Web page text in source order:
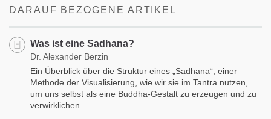
DARAUF BEZOGENE ARTIKEL
Was ist eine Sadhana?
Dr. Alexander Berzin
Ein Überblick über die Struktur eines „Sadhana“, einer
Methode der Visualisierung, wie wir sie im Tantra nutzen,
um uns selbst als eine Buddha-Gestalt zu erzeugen und zu
verwirklichen.